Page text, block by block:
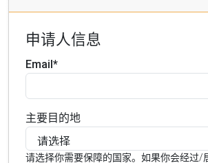
申请人信息
Email*
主要目的地
请选择你需要保障的国家。如果你会经过/